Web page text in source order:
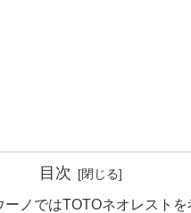
目次
ーノではTOTOネオレストを